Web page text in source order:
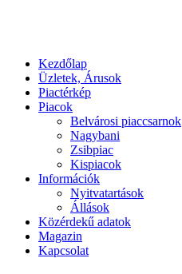
Kezdőlap
Üzletek, Árusok
Piactérkép
Piacok
Belvárosi piaccsarnok
Nagybani
Zsibpiac
Kispiacok
Információk
Nyitvatartások
Állások
Közérdekű adatok
Magazin
Kapcsolat